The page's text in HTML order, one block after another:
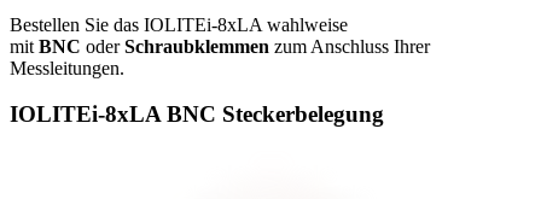
Bestellen Sie das IOLITEi-8xLA wahlweise
mit BNC oderSchraubklemmen zum Anschluss Ihrer
Messleitungen.
IOLITEi-8xLA BNC Steckerbelegung